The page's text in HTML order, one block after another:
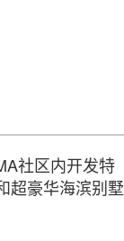
社区内开发特
超豪华海滨别墅